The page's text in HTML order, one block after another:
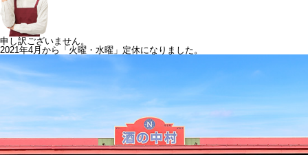
申し訳ございません。
2021年4月から「火曜・水曜」定休になりました。